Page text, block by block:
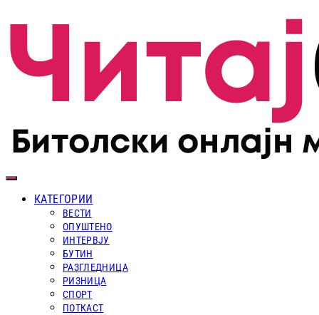
КАТЕГОРИИ
ВЕСТИ
ОПУШТЕНО
ИНТЕРВЈУ
БУТИН
РАЗГЛЕДНИЦА
РИЗНИЦА
СПОРТ
ПОТКАСТ